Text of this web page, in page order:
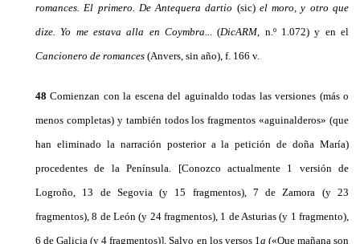
romances. El primero. De Antequera dartio (sic) el moro, y otro que
dize. Yo me estava alla en Cοymbra..
. (DicARM, n.º 1.072) y en el
Cancionero de romances (Anvers, sin añο), f. 166 v.
48Comienzan con la escena del aguinaldo todas las versiones (más o
menos completas) y también todos los fragmentos «aguinalderos» (que
han eliminado la narración posterior a la petición de doña María)
procedentes de la Península. [Conozco actualmente 1 versión de
Logroño, 13 de Segovia (y 15 fragmentos), 7 de Zamora (y 23
fragmentos), 8 de León (y 24 fragmentos), 1 de Asturias (y 1 fragmentο),
6 de Galicia (y 4 fragmentos)]. Salvo en los versos 1 a («Que mañana son